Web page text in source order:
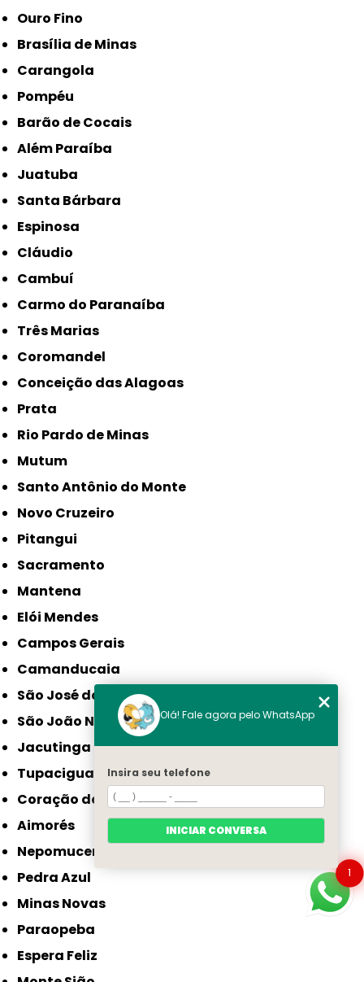
Ouro Fino
Brasília de Minas
Carangola
Pompéu
Barão de Cocais
Além Paraíba
Juatuba
Santa Bárbara
Espinosa
Cláudio
Cambuí
Carmo do Paranaíba
Três Marias
Coromandel
Conceição das Alagoas
Prata
Rio Pardo de Minas
Mutum
Santo Antônio do Monte
Novo Cruzeiro
Pitangui
Sacramento
Mantena
Elói Mendes
Campos Gerais
Camanducaia
São José da Lapa
São João Nepomuceno
Jacutinga
Tupaciguara
Coração de Jesus
Aimorés
Nepomuceno
Pedra Azul
Minas Novas
Paraopeba
Espera Feliz
1
Olá! Fale agora pelo WhatsApp
Insira seu telefone
INICIAR CONVERSA